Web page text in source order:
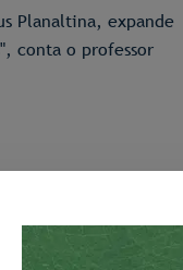
Planaltina, expande
conta o professor
fomentando suas
a dinâmica entre
a preparação dos